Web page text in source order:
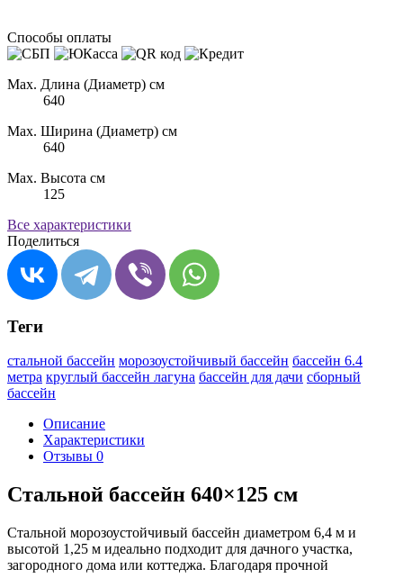
Способы оплаты
Max. Длина (Диаметр) см
640
Max. Ширина (Диаметр) см
640
Max. Высота см
125
Все характеристики
Поделиться
Теги
стальной бассейн морозоустойчивый бассейн бассейн 6.4
метра круглый бассейн лагуна бассейн для дачи сборный
бассейн
Описание
Характеристики
Отзывы 0
Стальной бассейн 640×125 см
Стальной морозоустойчивый бассейн диаметром 6,4 м и
высотой 1,25 м идеально подходит для дачного участка,
загородного дома или коттеджа. Благодаря прочной